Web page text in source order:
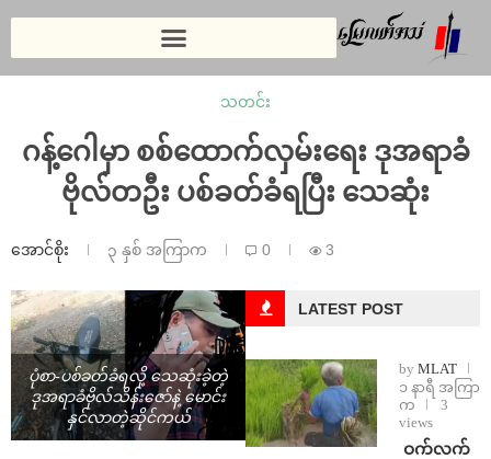
သတင်း
ဂန့်ဂေါမှာ စစ်ထောက်လှမ်းရေး ဒုအရာခံ
ဗိုလ်တဦး ပစ်ခတ်ခံရပြီး သေဆုံး
အောင်စိုး ၃ နှစ် အကြာက 0 3
ပုံစာ-ပစ်ခတ်ခံရလို့ သေဆုံးခဲ့တဲ့
ဒုအရာခံဗိုလ်သိန်းဇော်နဲ့ မောင်း
နှင်လာတဲ့ဆိုင်ကယ်
LATEST POST
by MLAT
၁ နာရီ အကြာ
က
3
views
⁩ ⁨ဝက်လက်